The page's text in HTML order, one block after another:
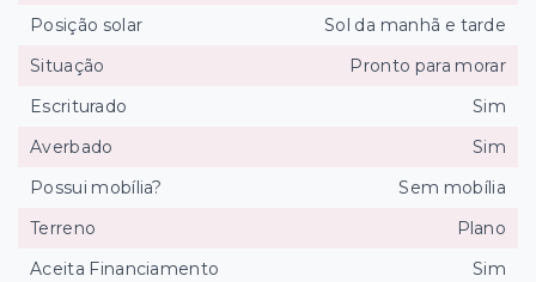
Posição solar
Sol da manhã e tarde
Situação
Pronto para morar
Escriturado
Sim
Averbado
Sim
Possui mobília?
Sem mobília
Terreno
Plano
Aceita Financiamento
Sim